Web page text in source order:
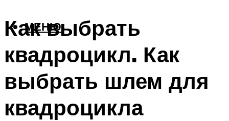
МЕНЮ
Как выбрать
квадроцикл. Как
выбрать шлем для
квадроцикла